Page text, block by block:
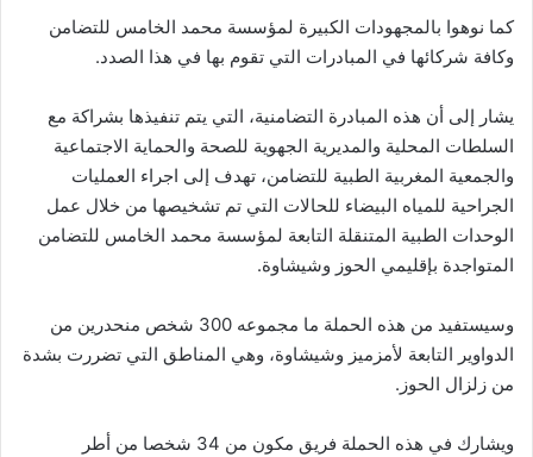
كما نوهوا بالمجهودات الكبيرة لمؤسسة محمد الخامس للتضامن
وكافة شركائها في المبادرات التي تقوم بها في هذا الصدد.
يشار إلى أن هذه المبادرة التضامنية، التي يتم تنفيذها بشراكة مع
السلطات المحلية والمديرية الجهوية للصحة والحماية الاجتماعية
والجمعية المغربية الطبية للتضامن، تهدف إلى اجراء العمليات
الجراحية للمياه البيضاء للحالات التي تم تشخيصها من خلال عمل
الوحدات الطبية المتنقلة التابعة لمؤسسة محمد الخامس للتضامن
المتواجدة بإقليمي الحوز وشيشاوة.
وسيستفيد من هذه الحملة ما مجموعه 300 شخص منحدرين من
الدواوير التابعة لأمزميز وشيشاوة، وهي المناطق التي تضررت بشدة
من زلزال الحوز.
ويشارك في هذه الحملة فريق مكون من 34 شخصا من أطر